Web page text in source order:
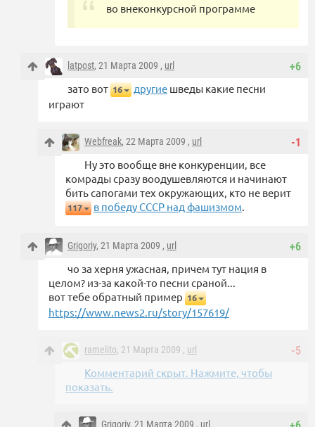
во внеконкурсной программе
+6
latpost, 21 Марта 2009 , url
зато вот 16 другие шведы какие песни
играют
-1
Webfreak, 22 Марта 2009 , url
Ну это вообще вне конкуренции, все
комрады сразу воодушевляются и начинают
бить сапогами тех окружающих, кто не верит
117 в победу СССР над фашизмом.
+6
Grigoriy, 21 Марта 2009 , url
чо за херня ужасная, причем тут нация в
целом? из-за какой-то песни сраной...
вот тебе обратный пример 16
https://www.news2.ru/story/157619/
-5
ramelito, 21 Марта 2009 , url
Комментарий скрыт. Нажмите, чтобы
показать.
Grigoriy, 21 Марта 2009 , url